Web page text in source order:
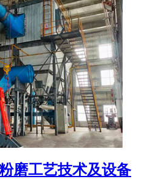
磨工艺技术及设备